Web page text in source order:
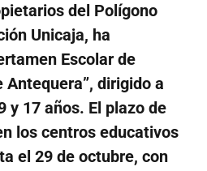
del Polígono
Unicaja, ha
Escolar de
Antequera”, dirigido a
y 17 años. El plazo de
los centros educativos
el 29 de octubre, con